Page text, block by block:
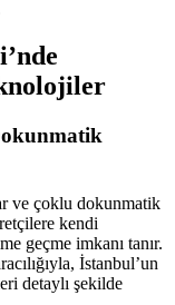
ve çoklu dokunmatik
kendi
geçme imkanı tanır.
İstanbul’un
detaylı şekilde